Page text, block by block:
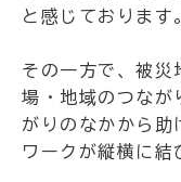
と感じております
その一方で、被災
場・地域のつなが
がりのなかから助
ワークが縦横に結